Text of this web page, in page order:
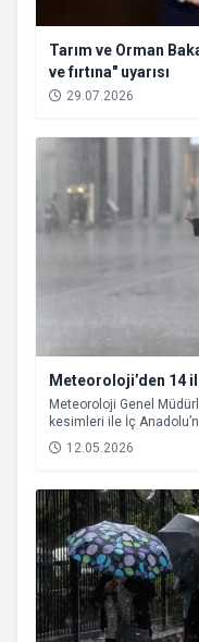
Tarım ve Orman
ve fırtına" uyarısı
29.07.2026
Meteoroloji’den 14
Meteoroloji Genel
kesimleri ile İç
sağanak nedeniyle 14 il
12.05.2026